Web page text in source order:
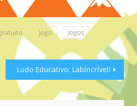
jogo Jogos
Ludo Educativo: LabIncrível!